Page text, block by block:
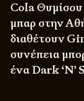
Cola
μπαρ στην
διαθέτουν
συνέπεια
ένα Dark ‘N’